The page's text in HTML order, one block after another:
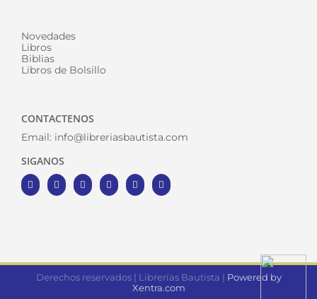
Novedades
Libros
Biblias
Libros de Bolsillo
CONTACTENOS
Email: info@libreriasbautista.com
SIGANOS
Derechos reservados | Librerías Bautista | Powered by
Xentra.com